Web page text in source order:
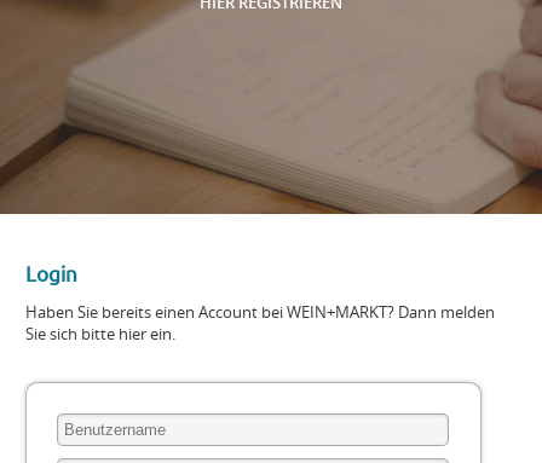
Login
Haben Sie bereits einen Account bei WEIN+MARKT? Dann melden
Sie sich bitte hier ein.